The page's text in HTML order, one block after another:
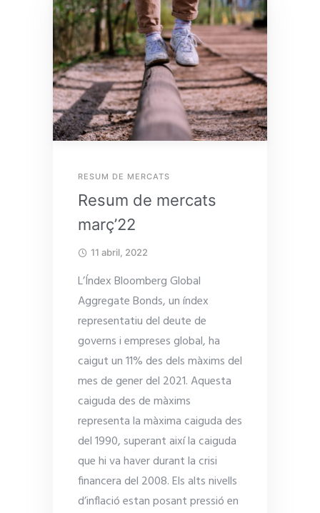
RESUM DE MERCATS
Resum de mercats
març’22
11 abril, 2022
L’Índex Bloomberg Global
Aggregate Bonds, un índex
representatiu del deute de
governs i empreses global, ha
caigut un 11% des dels màxims del
mes de gener del 2021. Aquesta
caiguda des de màxims
representa la màxima caiguda des
del 1990, superant així la caiguda
que hi va haver durant la crisi
financera del 2008. Els alts nivells
d’inflació estan posant pressió en